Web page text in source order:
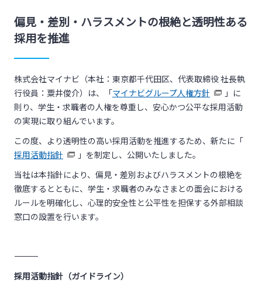
偏見・差別・ハラスメントの根絶と透明性ある
採用を推進
株式会社マイナビ（本社：東京都千代田区、代表取締役 社長執
行役員：粟井俊介）は、「マイナビグループ人権方針
」に
則り、学生・求職者の人権を尊重し、安心かつ公平な採用活動
の実現に取り組んでいます。
この度、より透明性の高い採用活動を推進するため、新たに「
採用活動指針
」を制定し、公開いたしました。
当社は本指針により、偏見・差別およびハラスメントの根絶を
徹底するとともに、学生・求職者のみなさまとの面会における
ルールを明確化し、心理的安全性と公平性を担保する外部相談
窓口の設置を行います。
―――――――――――――――――――――――――――――
採用活動指針（ガイドライン）